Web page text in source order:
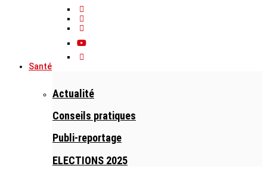
Santé
Actualité
Conseils pratiques
Publi-reportage
ELECTIONS 2025